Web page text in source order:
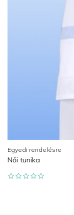
Egyedi rendelésre
Női tunika